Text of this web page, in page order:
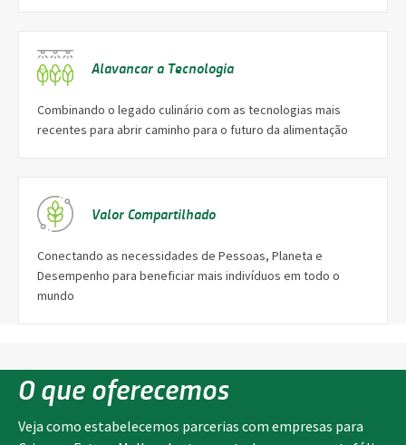
Alavancar a Tecnologia
Combinando o legado culinário com as tecnologias mais
recentes para abrir caminho para o futuro da alimentação
Valor Compartilhado
Conectando as necessidades de Pessoas, Planeta e
Desempenho para beneficiar mais indivíduos em todo o
mundo
O que oferecemos
Veja como estabelecemos parcerias com empresas para